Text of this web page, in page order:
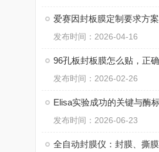
爱赛因封板膜定制要求方案
发布时间：2026-04-16
发布时间：2026-02-26
发布时间：2026-06-23